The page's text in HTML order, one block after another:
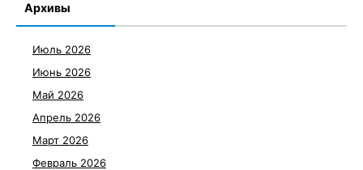
Архивы
Июль 2026
Июнь 2026
Май 2026
Апрель 2026
Март 2026
Февраль 2026